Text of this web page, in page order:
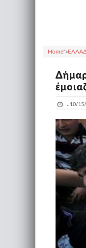
Home"»
..10/